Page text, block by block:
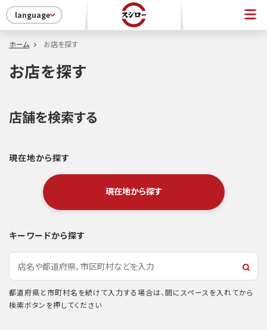
language
ホーム お店を探す
お店を探す
店舗を検索する
現在地から探す
現在地から探す
キーワードから探す
都道府県と市町村名を続けて入力する場合は、間にスペースを入れてから
検索ボタンを押してください